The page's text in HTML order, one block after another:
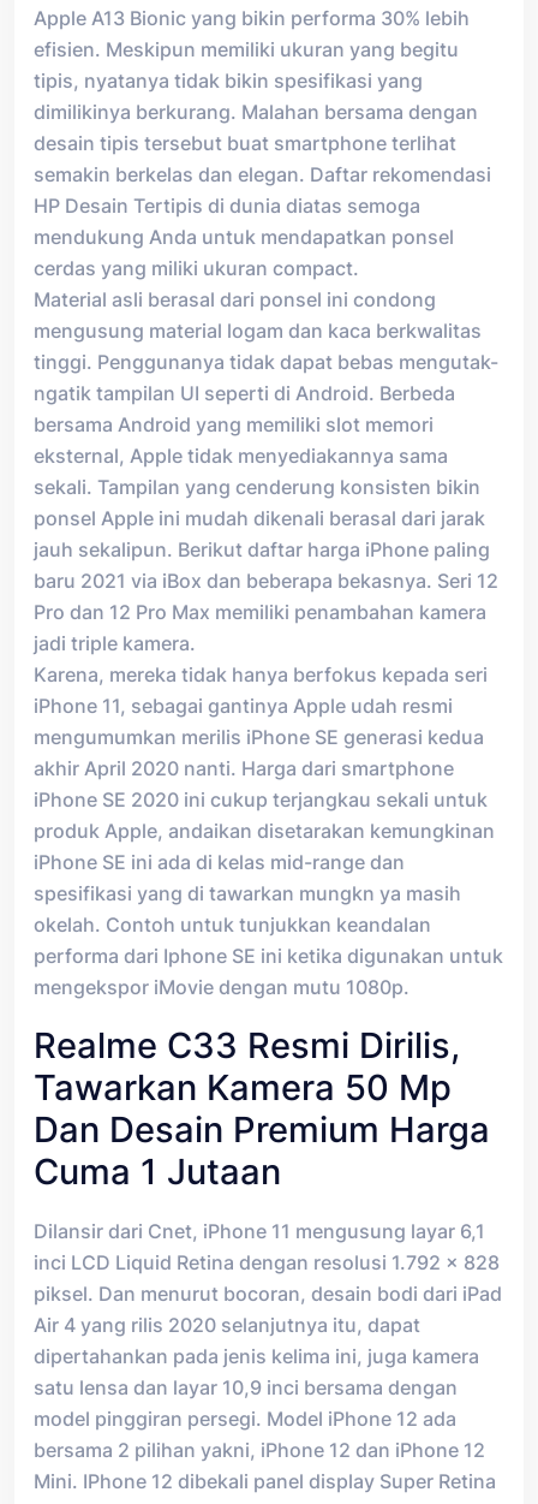
Apple A13 Bionic yang bikin performa 30% lebih
efisien. Meskipun memiliki ukuran yang begitu
tipis, nyatanya tidak bikin spesifikasi yang
dimilikinya berkurang. Malahan bersama dengan
desain tipis tersebut buat smartphone terlihat
semakin berkelas dan elegan. Daftar rekomendasi
HP Desain Tertipis di dunia diatas semoga
mendukung Anda untuk mendapatkan ponsel
cerdas yang miliki ukuran compact.
Material asli berasal dari ponsel ini condong
mengusung material logam dan kaca berkwalitas
tinggi. Penggunanya tidak dapat bebas mengutak-
ngatik tampilan UI seperti di Android. Berbeda
bersama Android yang memiliki slot memori
eksternal, Apple tidak menyediakannya sama
sekali. Tampilan yang cenderung konsisten bikin
ponsel Apple ini mudah dikenali berasal dari jarak
jauh sekalipun. Berikut daftar harga iPhone paling
baru 2021 via iBox dan beberapa bekasnya. Seri 12
Pro dan 12 Pro Max memiliki penambahan kamera
jadi triple kamera.
Karena, mereka tidak hanya berfokus kepada seri
iPhone 11, sebagai gantinya Apple udah resmi
mengumumkan merilis iPhone SE generasi kedua
akhir April 2020 nanti. Harga dari smartphone
iPhone SE 2020 ini cukup terjangkau sekali untuk
produk Apple, andaikan disetarakan kemungkinan
iPhone SE ini ada di kelas mid-range dan
spesifikasi yang di tawarkan mungkn ya masih
okelah. Contoh untuk tunjukkan keandalan
performa dari Iphone SE ini ketika digunakan untuk
mengekspor iMovie dengan mutu 1080p.
Realme C33 Resmi Dirilis,
Tawarkan Kamera 50 Mp
Dan Desain Premium Harga
Cuma 1 Jutaan
Dilansir dari Cnet, iPhone 11 mengusung layar 6,1
inci LCD Liquid Retina dengan resolusi 1.792 x 828
piksel. Dan menurut bocoran, desain bodi dari iPad
Air 4 yang rilis 2020 selanjutnya itu, dapat
dipertahankan pada jenis kelima ini, juga kamera
satu lensa dan layar 10,9 inci bersama dengan
model pinggiran persegi. Model iPhone 12 ada
bersama 2 pilihan yakni, iPhone 12 dan iPhone 12
Mini. IPhone 12 dibekali panel display Super Retina